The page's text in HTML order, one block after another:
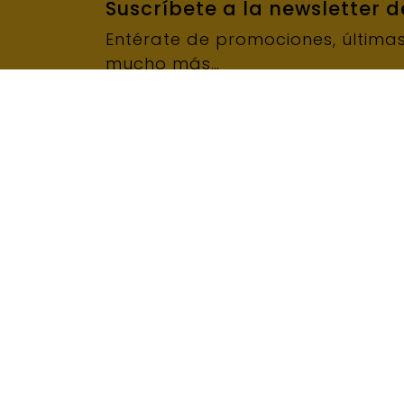
Suscríbete a la newsletter
Entérate de promociones,
mucho más…